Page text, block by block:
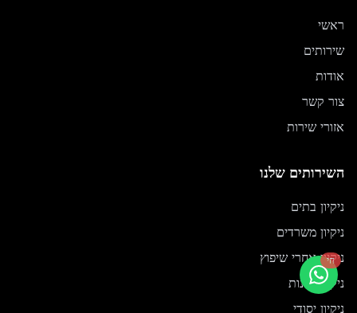
ראשי
שירותים
אודות
צור קשר
אזורי שירות
השירותים שלנו
ניקיון בתים
ניקיון משרדים
ניקיון אחרי שיפוץ
ניקוי חלונות
ניקיון יסודי
חי